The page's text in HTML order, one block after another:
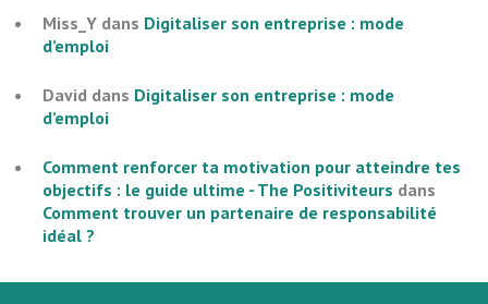
Miss_Y dans Digitaliser son entreprise : mode
d’emploi
David dans Digitaliser son entreprise : mode
d’emploi
Comment renforcer ta motivation pour atteindre tes
objectifs : le guide ultime - The Positiviteurs dans
Comment trouver un partenaire de responsabilité
idéal ?